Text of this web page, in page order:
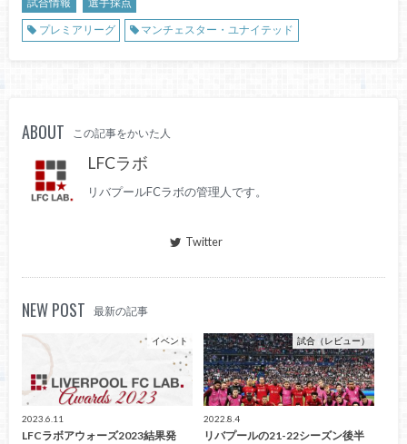
試合情報
選手採点
プレミアリーグ
マンチェスター・ユナイテッド
ABOUT この記事をかいた人
LFCラボ
リバプールFCラボの管理人です。
Twitter
NEW POST 最新の記事
イベント
2023.6.11
LFCラボアウォーズ2023結果発
試合（レビュー）
2022.8.4
リバプールの21-22シーズン後半